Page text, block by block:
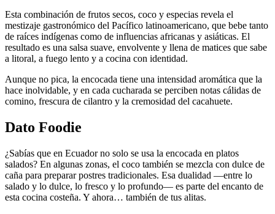
Esta combinación de frutos secos, coco y especias revela el
mestizaje gastronómico del Pacífico latinoamericano, que bebe tanto
de raíces indígenas como de influencias africanas y asiáticas. El
resultado es una salsa suave, envolvente y llena de matices que sabe
a litoral, a fuego lento y a cocina con identidad.
Aunque no pica, la encocada tiene una intensidad aromática que la
hace inolvidable, y en cada cucharada se perciben notas cálidas de
comino, frescura de cilantro y la cremosidad del cacahuete.
Dato Foodie
¿Sabías que en Ecuador no solo se usa la encocada en platos
salados? En algunas zonas, el coco también se mezcla con dulce de
caña para preparar postres tradicionales. Esa dualidad —entre lo
salado y lo dulce, lo fresco y lo profundo— es parte del encanto de
esta cocina costeña. Y ahora… también de tus alitas.